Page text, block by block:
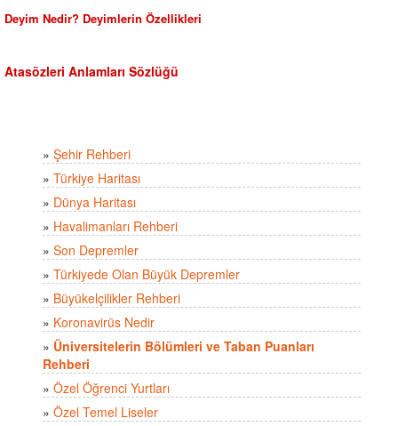
Deyim Nedir? Deyimlerin Özellikleri
Atasözleri Anlamları Sözlüğü
» Şehir Rehberi
» Türkiye Haritası
» Dünya Haritası
» Havalimanları Rehberi
» Son Depremler
» Türkiyede Olan Büyük Depremler
» Büyükelçilikler Rehberi
» Koronavirüs Nedir
» Üniversitelerin Bölümleri ve Taban Puanları
Rehberi
» Özel Öğrenci Yurtları
» Özel Temel Liseler